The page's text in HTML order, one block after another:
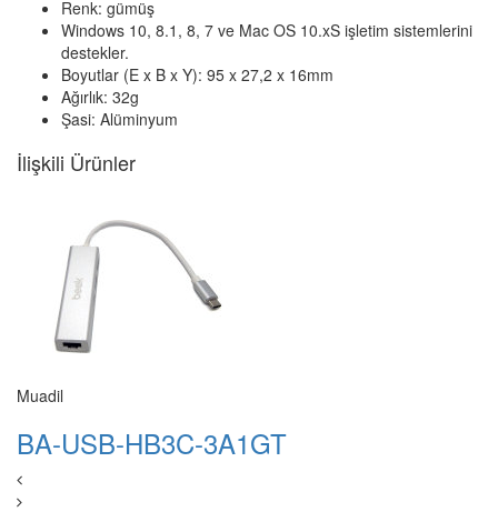
Renk: gümüş
Windows 10, 8.1, 8, 7 ve Mac OS 10.xS işletim sistemlerini
destekler.
Boyutlar (E x B x Y): 95 x 27,2 x 16mm
Ağırlık: 32g
Şasi: Alüminyum
İlişkili Ürünler
Muadil
BA-USB-HB3C-3A1GT